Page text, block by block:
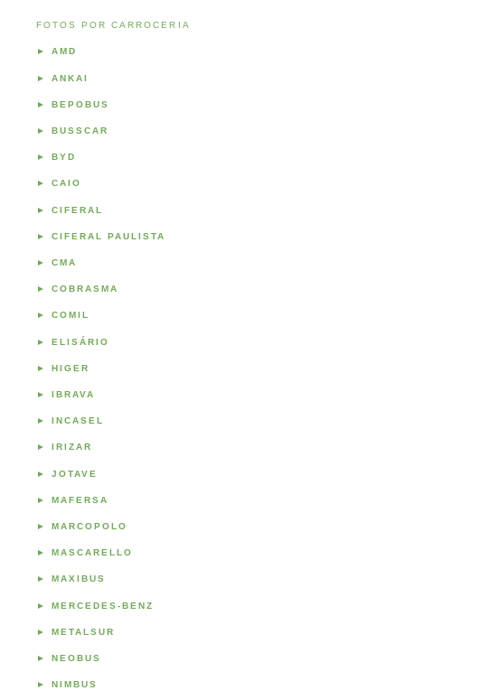
FOTOS POR CARROCERIA
► AMD
► ANKAI
► BEPOBUS
► BUSSCAR
► BYD
► CAIO
► CIFERAL
► CIFERAL PAULISTA
► CMA
► COBRASMA
► COMIL
► ELISÁRIO
► HIGER
► IBRAVA
► INCASEL
► IRIZAR
► JOTAVE
► MAFERSA
► MARCOPOLO
► MASCARELLO
► MAXIBUS
► MERCEDES-BENZ
► METALSUR
► NEOBUS
► NIMBUS